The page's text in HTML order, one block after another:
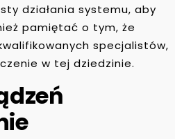
działania systemu, aby
pamiętać o tym, że
specjalistów,
w tej dziedzinie.